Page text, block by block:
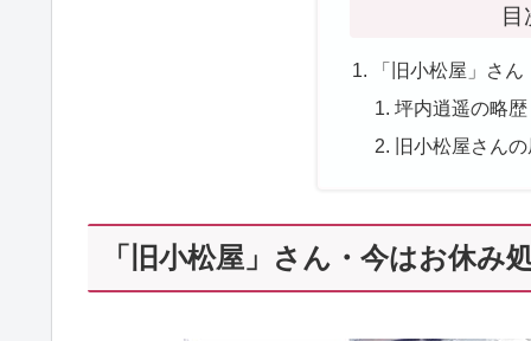
目
「旧小松屋」さ
坪内逍遥の略歴
旧小松屋さん
「旧小松屋」さん・今はお休み